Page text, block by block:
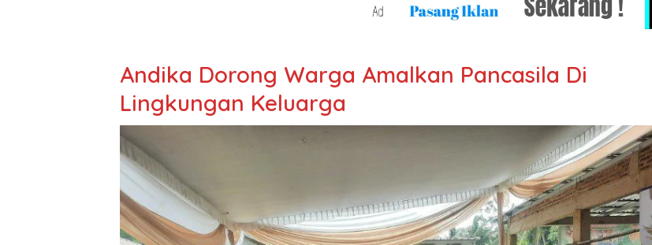
Andika Dorong Warga Amalkan Pancasila Di
Lingkungan Keluarga